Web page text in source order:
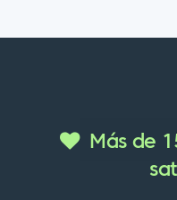
Más de